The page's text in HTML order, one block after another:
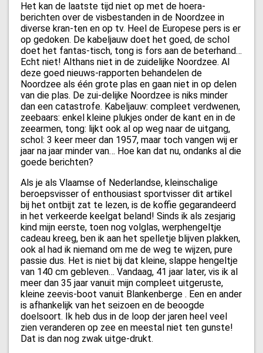
Het kan de laatste tijd niet op met de hoera-
berichten over de visbestanden in de Noordzee in
diverse kran-ten en op tv. Heel de Europese pers is er
op gedoken. De kabeljauw doet het goed, de schol
doet het fantas-tisch, tong is fors aan de beterhand…
Echt niet! Althans niet in de zuidelijke Noordzee. Al
deze goed nieuws-rapporten behandelen de
Noordzee als één grote plas en gaan niet in op delen
van die plas. De zui-delijke Noordzee is niks minder
dan een catastrofe. Kabeljauw: compleet verdwenen,
zeebaars: enkel kleine plukjes onder de kant en in de
zeearmen, tong: lijkt ook al op weg naar de uitgang,
schol: 3 keer meer dan 1957, maar toch vangen wij er
jaar na jaar minder van… Hoe kan dat nu, ondanks al die
goede berichten?
Als je als Vlaamse of Nederlandse, kleinschalige
beroepsvisser of enthousiast sportvisser dit artikel
bij het ontbijt zat te lezen, is de koffie gegarandeerd
in het verkeerde keelgat beland! Sinds ik als zesjarig
kind mijn eerste, toen nog volglas, werphengeltje
cadeau kreeg, ben ik aan het spelletje blijven plakken,
ook al had ik niemand om me de weg te wijzen, pure
passie dus. Het is niet bij dat kleine, slappe hengeltje
van 140 cm gebleven… Vandaag, 41 jaar later, vis ik al
meer dan 35 jaar vanuit mijn compleet uitgeruste,
kleine zeevis-boot vanuit Blankenberge . Een en ander
is afhankelijk van het seizoen en de beoogde
doelsoort. Ik heb dus in de loop der jaren heel veel
zien veranderen op zee en meestal niet ten gunste!
Dat is dan nog zwak uitge-drukt.